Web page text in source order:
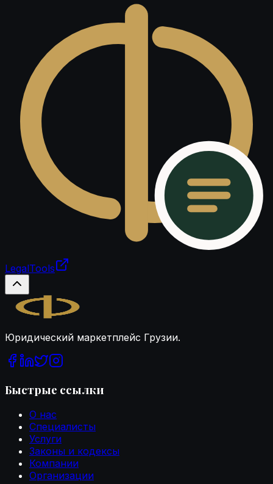
LegalTools
Загрузка аккаунта
Юридический маркетплейс Грузии.
Быстрые ссылки
О нас
Специалисты
Услуги
Законы и кодексы
Компании
Организации